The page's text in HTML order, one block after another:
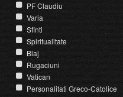
PF Claudiu
Varia
Sfinti
Spiritualitate
Blaj
Rugaciuni
Vatican
Personalitati Greco-Catolice